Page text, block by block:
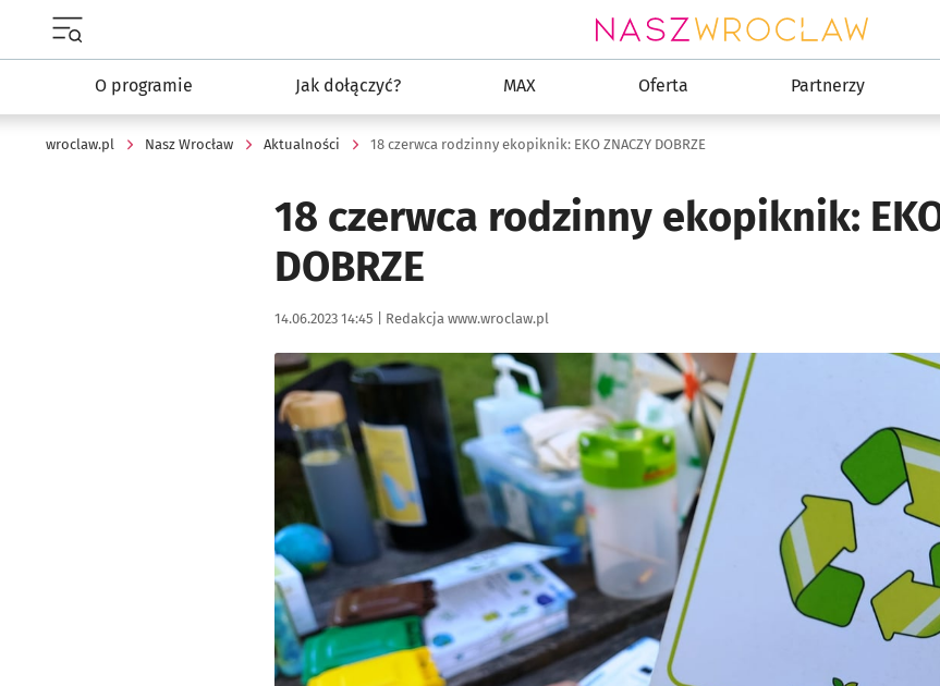
O programie Jak dołączyć? MAX Oferta Partnerzy
wroclaw.pl Nasz Wrocław Aktualności 18 czerwca rodzinny ekopiknik: EKO ZNACZY DOBRZE
18 czerwca rodzinny ekopiknik:
DOBRZE
Data publikacji:
14.06.2023 14:45 | Autor:
Redakcja www.wroclaw.pl
Kliknij, aby powiększyć